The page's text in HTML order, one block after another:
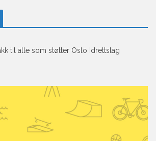
til alle som støtter Oslo Idrettslag